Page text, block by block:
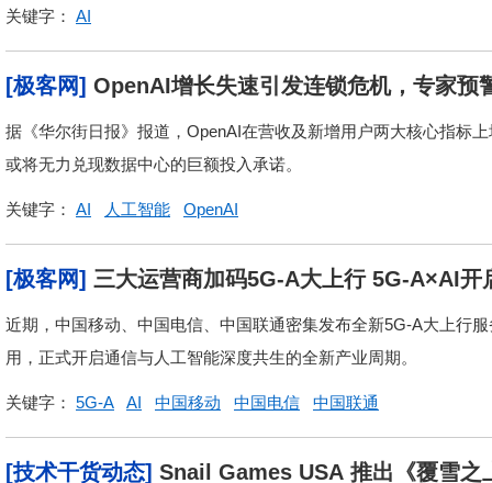
关键字： AI
[极客网] OpenAI增长失速引发连锁危机，专家预
据《华尔街日报》报道，OpenAI在营收及新增用户两大核心指标
或将无力兑现数据中心的巨额投入承诺。
关键字： AI 人工智能 OpenAI
[极客网] 三大运营商加码5G-A大上行 5G-A×AI开
近期，中国移动、中国电信、中国联通密集发布全新5G-A大上行
用，正式开启通信与人工智能深度共生的全新产业周期。
关键字： 5G-A AI 中国移动 中国电信 中国联通
[技术干货动态] Snail Games USA 推出《覆雪之